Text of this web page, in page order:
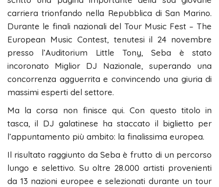
carriera trionfando nella Repubblica di San Marino.
Durante le finali nazionali del Tour Music Fest – The
European Music Contest, tenutesi il 24 novembre
presso l’Auditorium Little Tony, Seba è stato
incoronato Miglior DJ Nazionale, superando una
concorrenza agguerrita e convincendo una giuria di
massimi esperti del settore.
Ma la corsa non finisce qui. Con questo titolo in
tasca, il DJ galatinese ha staccato il biglietto per
l’appuntamento più ambito: la finalissima europea.
Il risultato raggiunto da Seba è frutto di un percorso
lungo e selettivo. Su oltre 28.000 artisti provenienti
da 13 nazioni europee e selezionati durante un tour